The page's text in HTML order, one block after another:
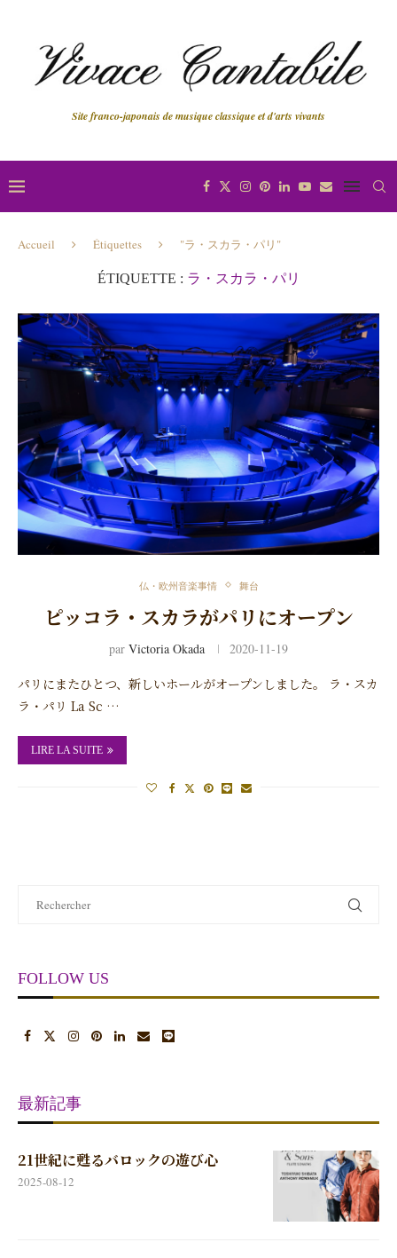
Site franco-japonais de musique classique et d'arts vivants
Accueil Étiquettes "ラ・スカラ・パリ"
ÉTIQUETTE : ラ・スカラ・パリ
仏・欧州音楽事情 舞台
ピッコラ・スカラがパリにオープン
par Victoria Okada 2020-11-19
パリにまたひとつ、新しいホールがオープンしました。 ラ・スカ
ラ・パリ La Sc …
LIRE LA SUITE
FOLLOW US
最新記事
21世紀に甦るバロックの遊び心
2025-08-12